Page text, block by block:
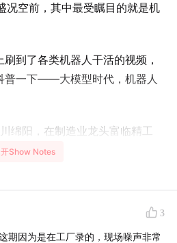
况空前，其中最受瞩目的就是机
到了各类机器人干活的视频，
普一下——大模型时代，机器人
绵阳，在制造业龙头富临精工
的发布会。
开Show Notes
3
期因为是在工厂录的，现场噪声非常